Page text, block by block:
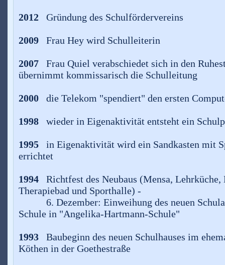
2012 Gründung des Schulfördervereins
2009 Frau Hey wird Schulleiterin
2007 Frau Quiel verabschiedet sich in den
übernimmt kommissarisch die Schulleitung
2000 die Telekom "spendiert" den ersten
1998 wieder in Eigenaktivität entsteht ein
1995 in Eigenaktivität wird ein Sandkasten mit
errichtet
1994 Richtfest des Neubaus (Mensa,
Therapiebad und Sporthalle) -
6. Dezember: Einweihung des neuen
Schule in "Angelika-Hartmann-Schule"
1993Baubeginn des neuen Schulhauses im
Köthen in der Goethestraße